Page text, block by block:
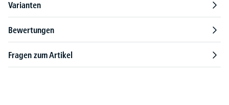
Varianten
Bewertungen
Fragen zum Artikel